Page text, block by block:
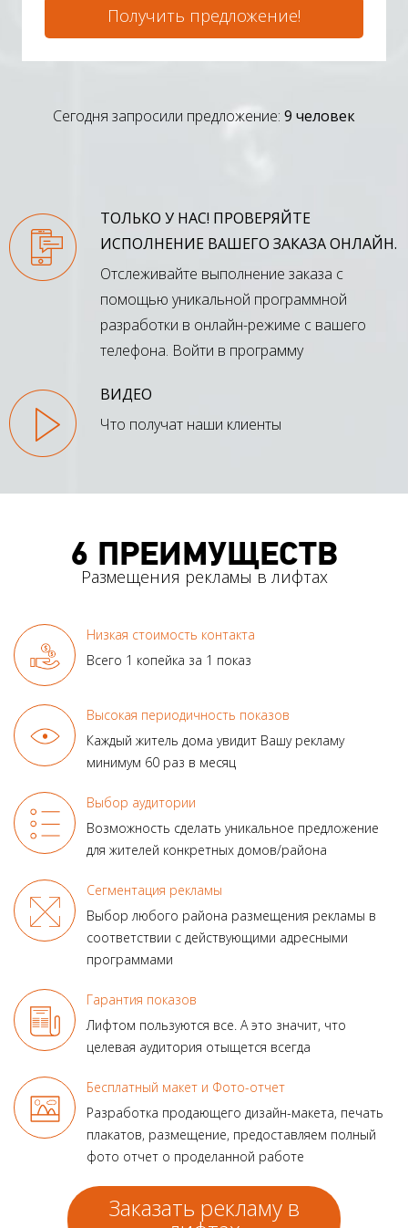
Получить предложение!
Сегодня запросили предложение: 9 человек
ТОЛЬКО У НАС! ПРОВЕРЯЙТЕ
ИСПОЛНЕНИЕ ВАШЕГО ЗАКАЗА ОНЛАЙН.
Отслеживайте выполнение заказа с
помощью уникальной программной
разработки в онлайн-режиме с вашего
телефона. Войти в программу
ВИДЕО
Что получат наши клиенты
6 ПРЕИМУЩЕСТВ
Размещения рекламы в лифтах
Низкая стоимость контакта
Всего 1 копейка за 1 показ
Высокая периодичность показов
Каждый житель дома увидит Вашу рекламу
минимум 60 раз в месяц
Выбор аудитории
Возможность сделать уникальное предложение
для жителей конкретных домов/района
Сегментация рекламы
Выбор любого района размещения рекламы в
соответствии с действующими адресными
программами
Гарантия показов
Лифтом пользуются все. А это значит, что
целевая аудитория отыщется всегда
Бесплатный макет и Фото-отчет
Разработка продающего дизайн-макета, печать
плакатов, размещение, предоставляем полный
фото отчет о проделанной работе
Заказать рекламу в